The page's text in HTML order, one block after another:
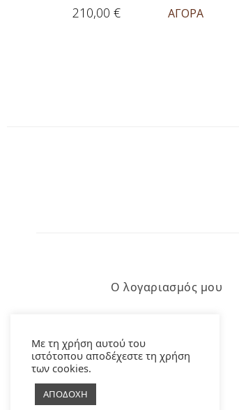
210,00 € ΑΓΟΡΑ
Ο λογαριασμός μου
Με τη χρήση αυτού του
ιστότοπου αποδέχεστε τη χρήση
των cookies.
ΑΠΟΔΟΧΗ